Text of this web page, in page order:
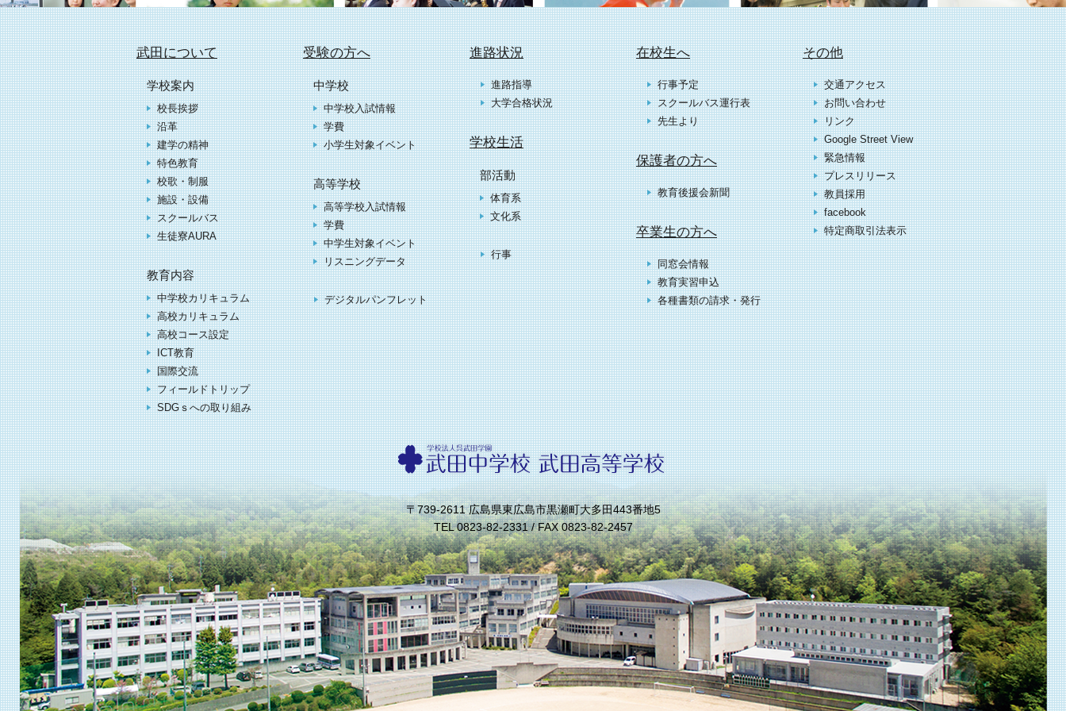
武田について
学校案内
校長挨拶
沿革
建学の精神
特色教育
校歌・制服
施設・設備
スクールバス
生徒寮AURA
教育内容
中学校カリキュラム
高校カリキュラム
高校コース設定
ICT教育
国際交流
フィールドトリップ
SDGｓへの取り組み
受験の方へ
中学校
中学校入試情報
学費
小学生対象イベント
高等学校
高等学校入試情報
学費
中学生対象イベント
リスニングデータ
デジタルパンフレット
進路状況
進路指導
大学合格状況
学校生活
部活動
体育系
文化系
行事
在校生へ
行事予定
スクールバス運行表
先生より
保護者の方へ
教育後援会新聞
卒業生の方へ
同窓会情報
教育実習申込
各種書類の請求・発行
その他
交通アクセス
お問い合わせ
リンク
Google Street View
緊急情報
プレスリリース
教員採用
facebook
特定商取引法表示
〒739-2611 広島県東広島市黒瀬町大多田443番地5
TEL 0823-82-2331 / FAX 0823-82-2457